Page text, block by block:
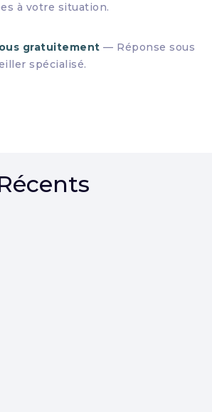
à votre situation.
gratuitement — Réponse sous
spécialisé.